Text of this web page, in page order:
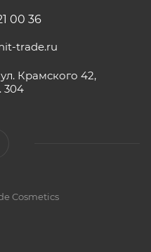
00 36
trade.ru
Крамского 42,
304
Cosmetics